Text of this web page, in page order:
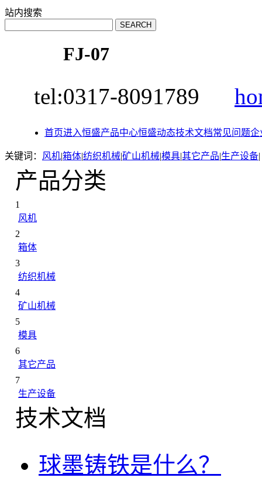
站内搜索
FJ-07
tel:0317-8091789
首页进入恒盛产品中心恒盛动态技术文档常见问题企
关键词： 风机|箱体|纺织机械|矿山机械|模具|其它产品|生产设备|
产品分类
1
风机
2
箱体
3
纺织机械
4
矿山机械
5
模具
6
其它产品
7
生产设备
技术文档
球墨铸铁是什么？